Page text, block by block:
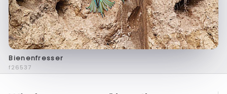
Bienenfresser
f26537